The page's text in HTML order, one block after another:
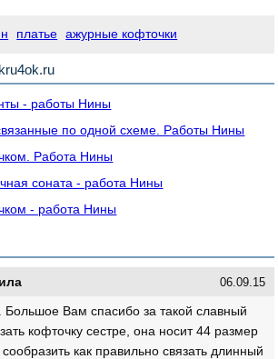
платье ажурные кофточки
- работы Нины
по одной схеме. Работы Нины
Работа Нины
соната - работа Нины
- работа Нины
06.09.15
Большое Вам спасибо за такой славный
кофточку сестре, она носит 44 размер
как правильно связать длинный